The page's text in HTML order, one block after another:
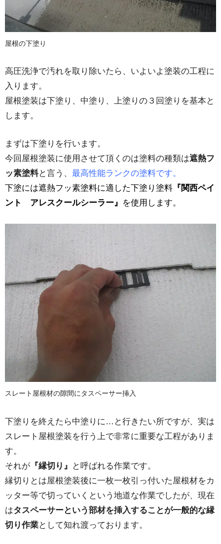
屋根の下塗り
高圧洗浄で汚れを取り除いたら、いよいよ塗装の工程に
入ります。
屋根塗装は下塗り、中塗り、上塗りの３回塗りを基本と
します。
まずは下塗りを行います。
今回屋根塗装に使用させて頂くのは塗料の種類は遮熱フ
ッ素塗料と言う、 最高性能ランクの塗料です。
下塗には遮熱フッ素塗料に適した下塗り塗料 『関西ペイ
ント アレスクールシーラー』 を使用します。
スレート屋根材の隙間にタスペーサー挿入
下塗りを終えたら中塗りに…と行きたい所ですが、実は
スレート屋根塗装を行う上で非常に重要な工程がありま
す。
それが 『縁切り』
と呼ばれる作業です。
縁切りとは屋根塗装後に一枚一枚引っ付いた屋根材をカ
ッター等で切っていくという地道な作業でしたが、現在
はタスペーサーという部材を挿入することが一般的な縁
切り作業として知れ渡っております。